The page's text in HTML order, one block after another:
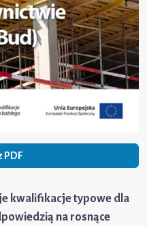
PDF
kwalifikacje typowe dla
na rosnące